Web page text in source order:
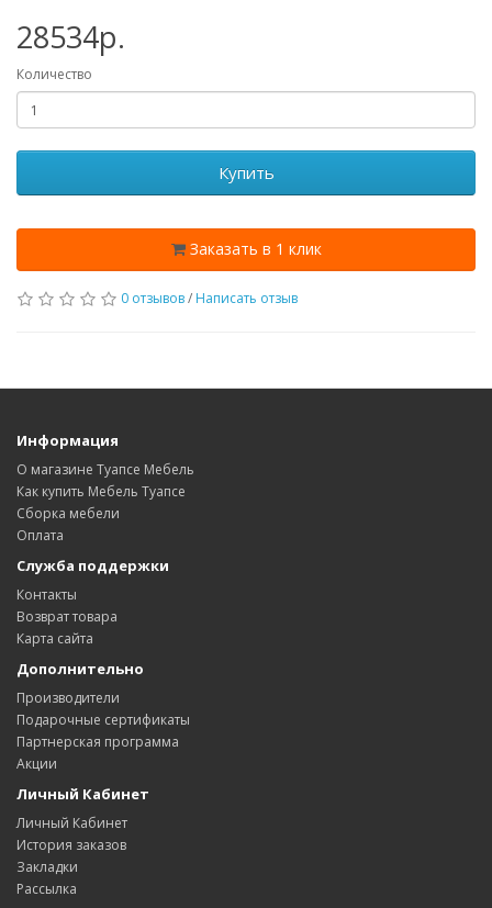
28534p.
Количество
Купить
Заказать в 1 клик
0 отзывов/ Написать отзыв
Информация
О магазине Туапсе Мебель
Как купить Мебель Туапсе
Сборка мебели
Оплата
Служба поддержки
Контакты
Возврат товара
Карта сайта
Дополнительно
Производители
Подарочные сертификаты
Партнерская программа
Акции
Личный Кабинет
Личный Кабинет
История заказов
Закладки
Рассылка